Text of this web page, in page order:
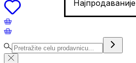
Најпродаваније